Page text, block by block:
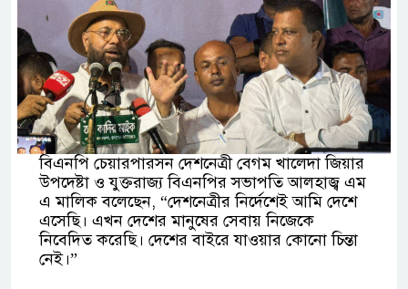
স্থিতিশীল সরকার,প্রবাসীদের বিনিয়োগের এখনই
নিচে গাঁজার ড্রাম, মাদক কারবারি আটক
বাজেট সংশোধনের দাবিতে ফরিদগঞ্জে অহিংস
উঠান বৈঠক
বিএনপি চেয়ারপারসন দেশনেত্রী বেগম খালেদা জিয়ার
উপদেষ্টা ও যুক্তরাজ্য বিএনপির সভাপতি আলহাজ্ব এম
এ মালিক বলেছেন, “দেশনেত্রীর নির্দেশেই আমি দেশে
এসেছি। এখন দেশের মানুষের সেবায় নিজেকে
নিবেদিত করেছি। দেশের বাইরে যাওয়ার কোনো চিন্তা
নেই।”